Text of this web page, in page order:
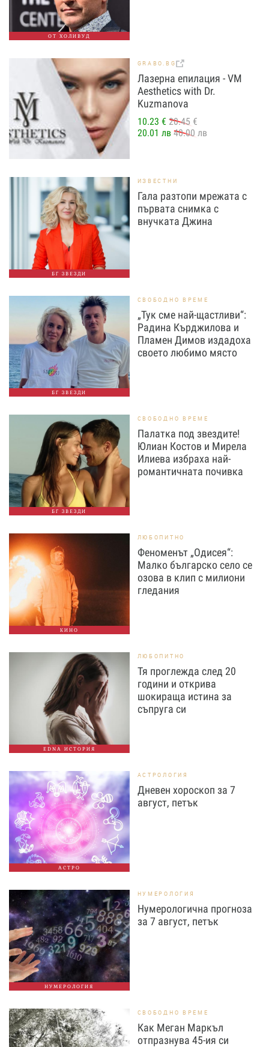
ОТ ХОЛИВУД
GRABO.BG
Лазерна епилация - VM
Aesthetics with Dr.
Kuzmanova
10.23 € 20.45 €
20.01 лв 40.00 лв
БГ ЗВЕЗДИ
ИЗВЕСТНИ
Гала разтопи мрежата с
първата снимка с
внучката Джина
БГ ЗВЕЗДИ
СВОБОДНО ВРЕМЕ
„Тук сме най-щастливи“:
Радина Кърджилова и
Пламен Димов издадоха
своето любимо място
БГ ЗВЕЗДИ
СВОБОДНО ВРЕМЕ
Палатка под звездите!
Юлиан Костов и Мирела
Илиева избраха най-
романтичната почивка
КИНО
ЛЮБОПИТНО
Феноменът „Одисея“:
Малко българско село се
озова в клип с милиони
гледания
EDNA ИСТОРИЯ
ЛЮБОПИТНО
Тя проглежда след 20
години и открива
шокираща истина за
съпруга си
АСТРО
АСТРОЛОГИЯ
Дневен хороскоп за 7
август, петък
НУМЕРОЛОГИЯ
НУМЕРОЛОГИЯ
Нумерологична прогноза
за 7 август, петък
СВОБОДНО ВРЕМЕ
Как Меган Маркъл
отпразнува 45-ия си